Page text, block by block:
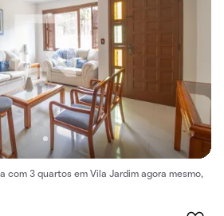
com 3 quartos em Vila Jardim agora mesmo,